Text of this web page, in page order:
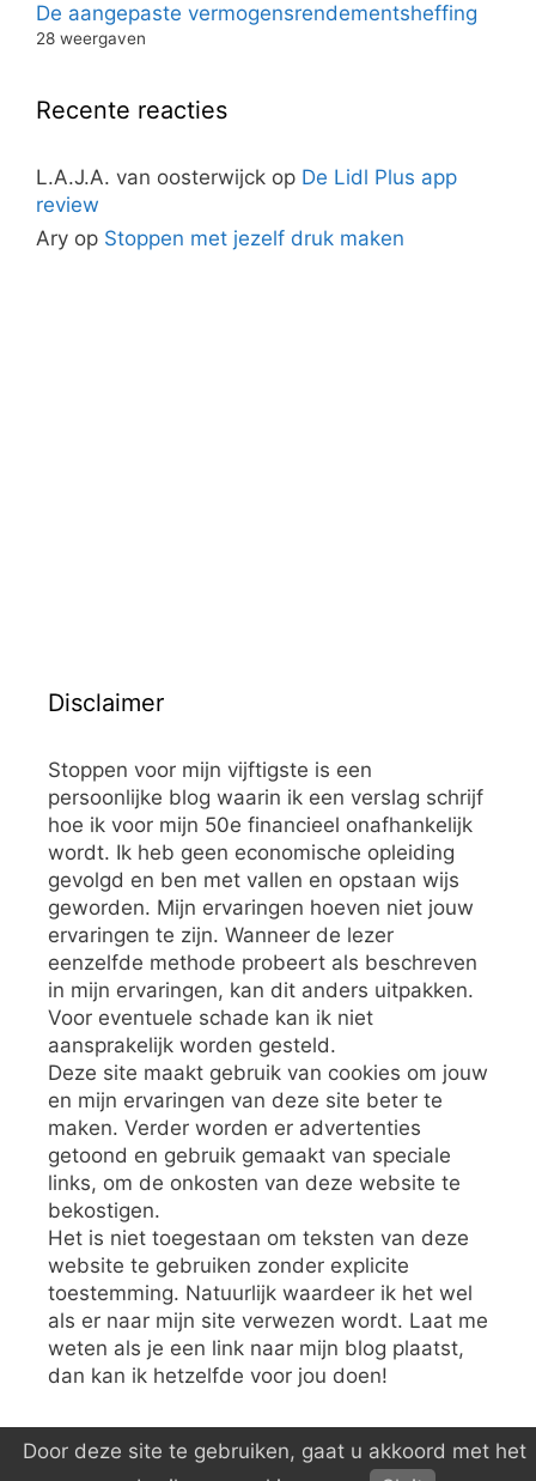
De aangepaste vermogensrendementsheffing
28 weergaven
Recente reacties
L.A.J.A. van oosterwijck op De Lidl Plus app
review
Ary op Stoppen met jezelf druk maken
Disclaimer
Stoppen voor mijn vijftigste is een
persoonlijke blog waarin ik een verslag schrijf
hoe ik voor mijn 50e financieel onafhankelijk
wordt. Ik heb geen economische opleiding
gevolgd en ben met vallen en opstaan wijs
geworden. Mijn ervaringen hoeven niet jouw
ervaringen te zijn. Wanneer de lezer
eenzelfde methode probeert als beschreven
in mijn ervaringen, kan dit anders uitpakken.
Voor eventuele schade kan ik niet
aansprakelijk worden gesteld.
Deze site maakt gebruik van cookies om jouw
en mijn ervaringen van deze site beter te
maken. Verder worden er advertenties
getoond en gebruik gemaakt van speciale
links, om de onkosten van deze website te
bekostigen.
Het is niet toegestaan om teksten van deze
website te gebruiken zonder explicite
toestemming. Natuurlijk waardeer ik het wel
als er naar mijn site verwezen wordt. Laat me
weten als je een link naar mijn blog plaatst,
dan kan ik hetzelfde voor jou doen!
© 2026 S V M V • Gebouwd met GeneratePress
Door deze site te gebruiken, gaat u akkoord met het